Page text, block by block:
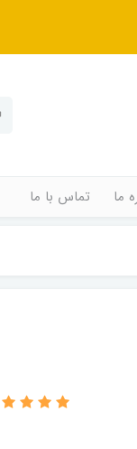
ما تماس با ما